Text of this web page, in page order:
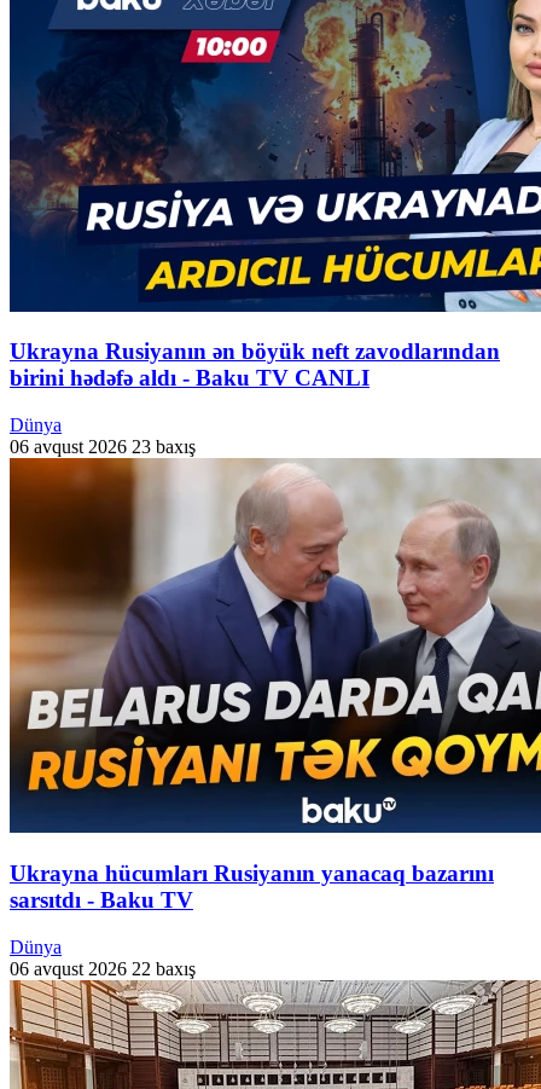
Ukrayna Rusiyanın ən böyük neft zavodlarından
birini hədəfə aldı - Baku TV CANLI
Dünya
06 avqust 2026 23 baxış
Ukrayna hücumları Rusiyanın yanacaq bazarını
sarsıtdı - Baku TV
Dünya
06 avqust 2026 22 baxış